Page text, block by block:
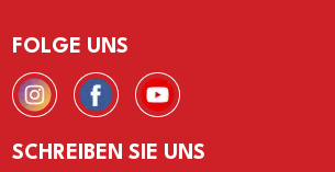
FOLGE UNS
SCHREIBEN SIE UNS